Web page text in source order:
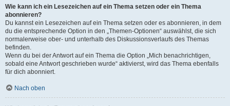
Wie kann ich ein Lesezeichen auf ein Thema setzen oder ein Thema
abonnieren?
Du kannst ein Lesezeichen auf ein Thema setzen oder es abonnieren, in dem
du die entsprechende Option in den „Themen-Optionen“ auswählst, die sich
normalerweise ober- und unterhalb des Diskussionsverlaufs des Themas
befinden.
Wenn du bei der Antwort auf ein Thema die Option „Mich benachrichtigen,
sobald eine Antwort geschrieben wurde“ aktivierst, wird das Thema ebenfalls
für dich abonniert.
Nach oben